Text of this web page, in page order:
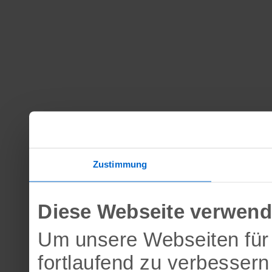
Zustimmung
Diese Webseite
Um unsere Webseiten
fortlaufend zu